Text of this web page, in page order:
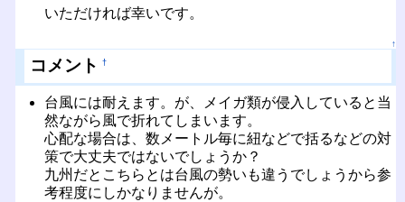
いただければ幸いです。
↑
コメント †
台風には耐えます。が、メイガ類が侵入していると当
然ながら風で折れてしまいます。
心配な場合は、数メートル毎に紐などで括るなどの対
策で大丈夫ではないでしょうか？
九州だとこちらとは台風の勢いも違うでしょうから参
考程度にしかなりませんが。